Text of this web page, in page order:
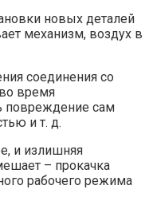
новых деталей
механизм, воздух в
соединения со
время
повреждение сам
и т. д.
и излишняя
– прокачка
рабочего режима